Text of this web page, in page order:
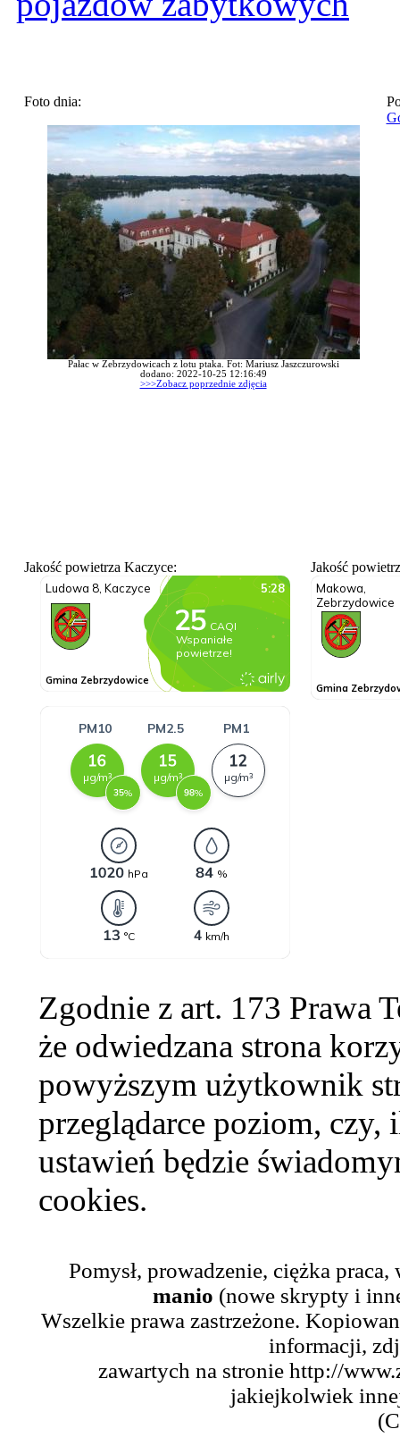
Foto dnia:
Pałac w Zebrzydowicach z lotu ptaka. Fot: Mariusz Jaszczurowski
dodano: 2022-10-25 12:16:49
>>>Zobacz poprzednie zdjęcia
Jakość powietrza Kaczyce: Jakość
Zgodnie z art. 173 Prawa
że odwiedzana strona
powyższym użytkownik
przeglądarce poziom,
ustawień będzie
cookies.
Pomysł, prowadzenie, ciężka
manio (nowe skrypty i
Wszelkie prawa zastrzeżone.
informacji,
zawartych na stronie http://
jakiejkolwiek